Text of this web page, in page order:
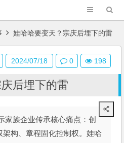
娃哈哈要变天？宗庆后埋下的雷
后埋下的雷
家族企业传承核心痛点：创
构、章程固化控制权。娃哈
2024/07/18 0 198